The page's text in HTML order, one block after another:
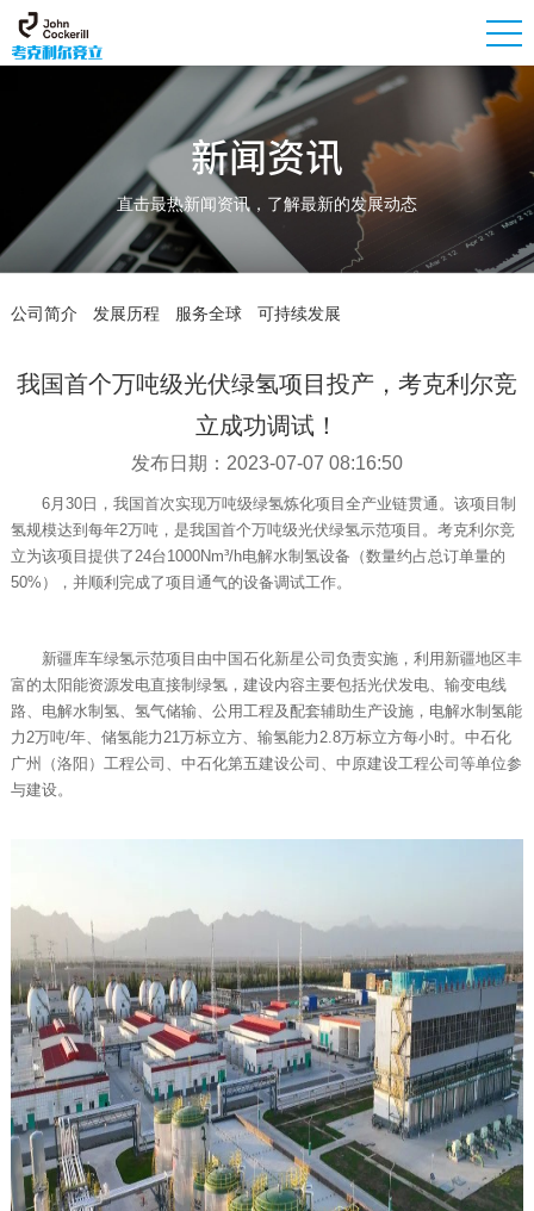
新闻资讯
直击最热新闻资讯，了解最新的发展动态
公司简介 发展历程 服务全球 可持续发展
我国首个万吨级光伏绿氢项目投产，考克利尔竞
立成功调试！
发布日期：2023-07-07 08:16:50
6月30日，我国首次实现万吨级绿氢炼化项目全产业链贯通。该项目制
氢规模达到每年2万吨，是我国首个万吨级光伏绿氢示范项目。考克利尔竞
立为该项目提供了24台1000Nm³/h电解水制氢设备（数量约占总订单量的
50%），并顺利完成了项目通气的设备调试工作。
新疆库车绿氢示范项目由中国石化新星公司负责实施，利用新疆地区丰
富的太阳能资源发电直接制绿氢，建设内容主要包括光伏发电、输变电线
路、电解水制氢、氢气储输、公用工程及配套辅助生产设施，电解水制氢能
力2万吨/年、储氢能力21万标立方、输氢能力2.8万标立方每小时。中石化
广州（洛阳）工程公司、中石化第五建设公司、中原建设工程公司等单位参
与建设。